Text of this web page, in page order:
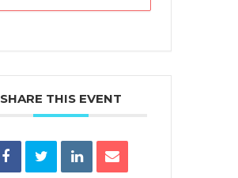
SHARE THIS EVENT